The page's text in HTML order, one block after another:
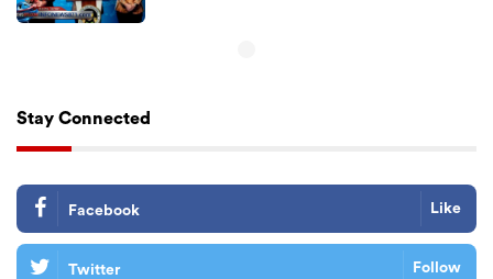
Stay Connected
Facebook Like
Twitter Follow